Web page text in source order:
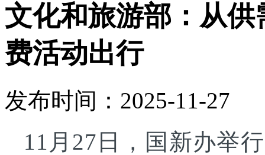
文化和旅游部：从
费活动出行
发布时间：2025-11-27
11月27日，国新办举